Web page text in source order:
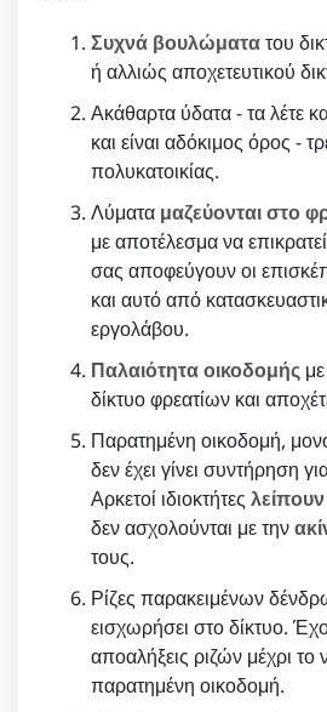
Συχνά βουλώματατου
ή αλλιώς αποχετευτικού
Ακάθαρτα ύδατα - τα λέτε
και είναι αδόκιμος όρος -
πολυκατοικίας.
Λύματα μαζεύονται στο
με αποτέλεσμα να
σας αποφεύγουν οι
και αυτό από
εργολάβου.
Παλαιότητα οικοδομής
δίκτυο φρεατίων και
Παρατημένη οικοδομή,
δεν έχει γίνει συντήρηση
Αρκετοί ιδιοκτήτες
δεν ασχολούνται με την
τους.
Ρίζες παρακειμένων
εισχωρήσει στο δίκτυο.
αποαλήξεις ριζών μέχρι το
παρατημένη οικοδομή.